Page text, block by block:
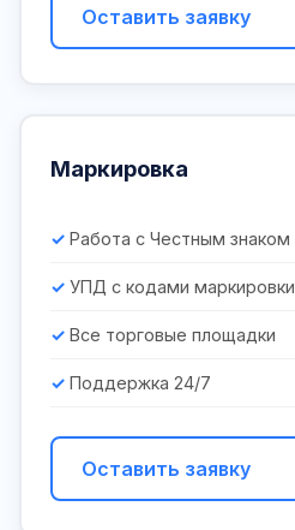
Оставить заявку
Маркировка
Работа с Честным знаком
УПД с кодами маркировки
Все торговые площадки
Поддержка 24/7
Оставить заявку